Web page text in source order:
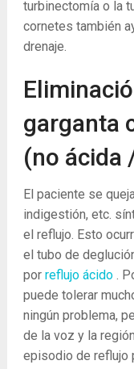
turbinectomía o la
cornetes también
drenaje.
garganta
(no ácida
El paciente se
indigestión, etc.
el reflujo. Esto
el tubo de
por reflujo ácido .
puede tolerar
ningún problema,
de la voz y la
episodio de reflujo